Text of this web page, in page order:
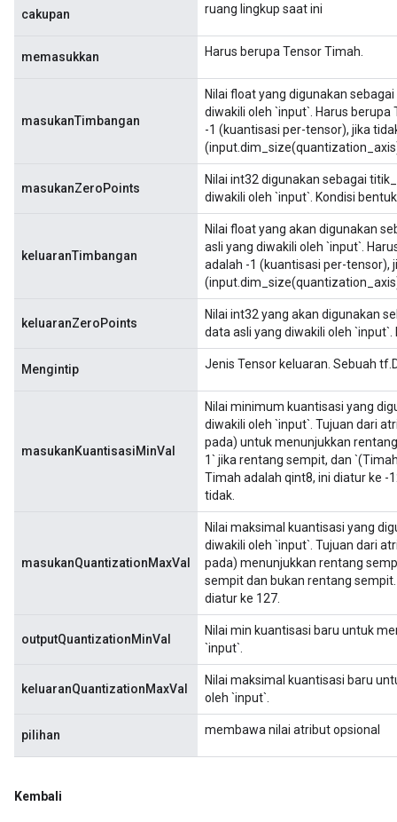
cakupan ruang lingkup saat ini
memasukkan Harus berupa Tensor Timah.
masukanTimbangan
Nilai float yang digunakan
diwakili oleh `input`. Harus
-1 (kuantisasi per-tensor), jika
masukanZeroPoints
Nilai int32 digunakan sebagai
diwakili oleh `input`. Kondisi
keluaranTimbangan
Nilai float yang akan digunakan
asli yang diwakili oleh `input`.
adalah -1 (kuantisasi per-tensor),
keluaranZeroPoints
Nilai int32 yang akan digunakan
data asli yang diwakili oleh
Mengintip Jenis Tensor keluaran. Sebuah
masukanKuantisasiMinVal
Nilai minimum kuantisasi yang
diwakili oleh `input`. Tujuan dari
pada) untuk menunjukkan
1` jika rentang sempit, dan
Timah adalah qint8, ini diatur ke -
tidak.
masukanQuantizationMaxVal
Nilai maksimal kuantisasi yang
diwakili oleh `input`. Tujuan dari
pada) menunjukkan rentang
sempit dan bukan rentang
diatur ke 127.
outputQuantizationMinVal
Nilai min kuantisasi baru untuk
`input`.
keluaranQuantizationMaxVal
Nilai maksimal kuantisasi baru
oleh `input`.
pilihan membawa nilai atribut opsional
Kembali